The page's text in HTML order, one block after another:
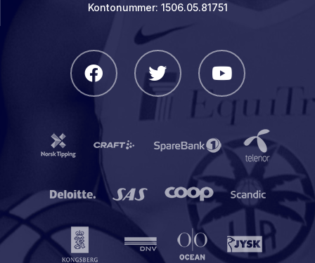
Kontonummer: 1506.05.81751